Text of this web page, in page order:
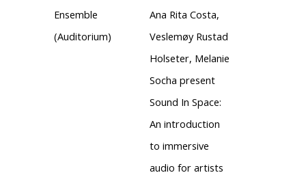
Ensemble
(Auditorium)
Ana Rita Costa,
Veslemøy Rustad
Holseter, Melanie
Socha present
Sound In Space:
An introduction
to immersive
audio for artists